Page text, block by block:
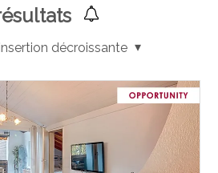
décroissante